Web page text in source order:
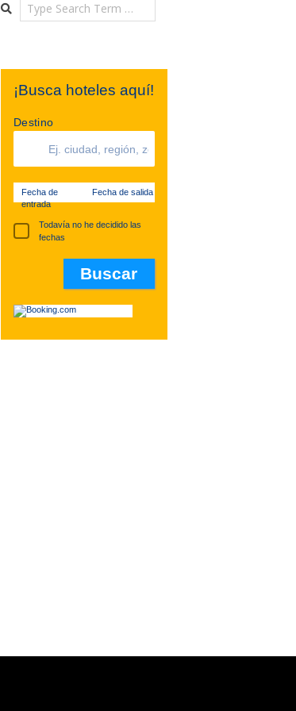
¡Busca hoteles aquí!
Destino
Fecha de
entrada
Fecha de salida
Todavía no he decidido las
fechas